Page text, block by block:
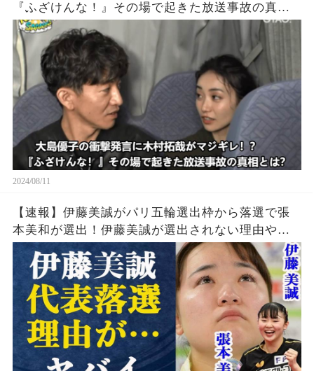
『ふざけんな！』その場で起きた放送事故の真相
とは？
2024/08/11
【速報】伊藤美誠がパリ五輪選出枠から落選で張
本美和が選出！伊藤美誠が選出されない理由や勝
てなくなった理由・引退の噂の真相とは一体…張
本美和の知られざる実力に中国警戒体制か